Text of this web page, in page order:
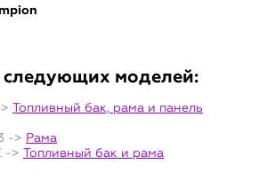
следующих моделей:
Топливный бак, рама и панель
-> Рама
-> Топливный бак и рама